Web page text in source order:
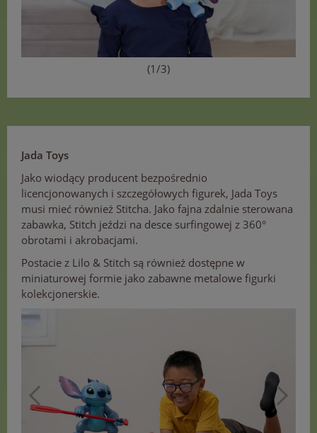
(1/3)
Jada Toys
Jako wiodący producent bezpośrednio
licencjonowanych i szczegółowych figurek, Jada Toys
musi mieć również Stitcha. Jako fajna zdalnie sterowana
zabawka, Stitch jeździ na desce surfingowej z 360°
obrotami i akrobacjami.
Postacie z Lilo & Stitch są również dostępne w
miniaturowej formie jako zabawne metalowe figurki
kolekcjonerskie.